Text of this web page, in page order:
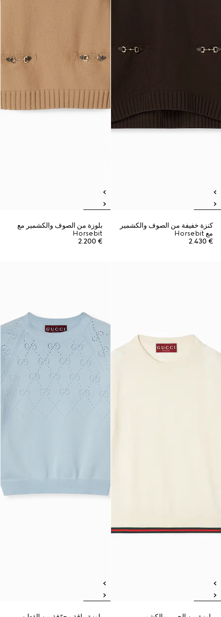
كنزة خفيفة من الصوف والكشمير
مع Horsebit
€ 2.430
بلوزة من الصوف والكشمير مع
Horsebit
€ 2.200